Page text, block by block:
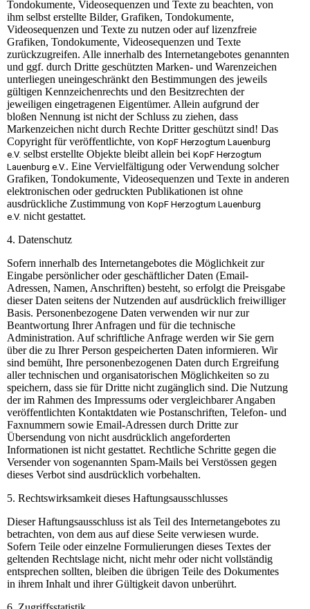
Tondokumente, Videosequenzen und Texte zu beachten, von
ihm selbst erstellte Bilder, Grafiken, Tondokumente,
Videosequenzen und Texte zu nutzen oder auf lizenzfreie
Grafiken, Tondokumente, Videosequenzen und Texte
zurückzugreifen. Alle innerhalb des Internetangebotes genannten
und ggf. durch Dritte geschützten Marken- und Warenzeichen
unterliegen uneingeschränkt den Bestimmungen des jeweils
gültigen Kennzeichenrechts und den Besitzrechten der
jeweiligen eingetragenen Eigentümer. Allein aufgrund der
bloßen Nennung ist nicht der Schluss zu ziehen, dass
Markenzeichen nicht durch Rechte Dritter geschützt sind! Das
Copyright für veröffentlichte, von KopF Herzogtum Lauenburg
e.V. selbst erstellte Objekte bleibt allein bei KopF Herzogtum
Lauenburg e.V.. Eine Vervielfältigung oder Verwendung solcher
Grafiken, Tondokumente, Videosequenzen und Texte in anderen
elektronischen oder gedruckten Publikationen ist ohne
ausdrückliche Zustimmung von KopF Herzogtum Lauenburg
e.V. nicht gestattet.
4. Datenschutz
Sofern innerhalb des Internetangebotes die Möglichkeit zur
Eingabe persönlicher oder geschäftlicher Daten (Email-
Adressen, Namen, Anschriften) besteht, so erfolgt die Preisgabe
dieser Daten seitens der Nutzenden auf ausdrücklich freiwilliger
Basis. Personenbezogene Daten verwenden wir nur zur
Beantwortung Ihrer Anfragen und für die technische
Administration. Auf schriftliche Anfrage werden wir Sie gern
über die zu Ihrer Person gespeicherten Daten informieren. Wir
sind bemüht, Ihre personenbezogenen Daten durch Ergreifung
aller technischen und organisatorischen Möglichkeiten so zu
speichern, dass sie für Dritte nicht zugänglich sind. Die Nutzung
der im Rahmen des Impressums oder vergleichbarer Angaben
veröffentlichten Kontaktdaten wie Postanschriften, Telefon- und
Faxnummern sowie Email-Adressen durch Dritte zur
Übersendung von nicht ausdrücklich angeforderten
Informationen ist nicht gestattet. Rechtliche Schritte gegen die
Versender von sogenannten Spam-Mails bei Verstössen gegen
dieses Verbot sind ausdrücklich vorbehalten.
5. Rechtswirksamkeit dieses Haftungsausschlusses
Dieser Haftungsausschluss ist als Teil des Internetangebotes zu
betrachten, von dem aus auf diese Seite verwiesen wurde.
Sofern Teile oder einzelne Formulierungen dieses Textes der
geltenden Rechtslage nicht, nicht mehr oder nicht vollständig
entsprechen sollten, bleiben die übrigen Teile des Dokumentes
in ihrem Inhalt und ihrer Gültigkeit davon unberührt.